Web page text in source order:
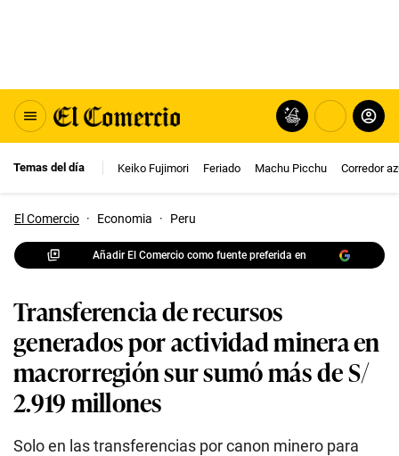
Temas del día Keiko Fujimori Feriado Machu Picchu Corredor
El Comercio · Economia · Peru
Añadir El Comercio como fuente preferida en
Transferencia de recursos
generados por actividad minera en
macrorregión sur sumó más de S/
2.919 millones
Solo en las transferencias por canon minero para